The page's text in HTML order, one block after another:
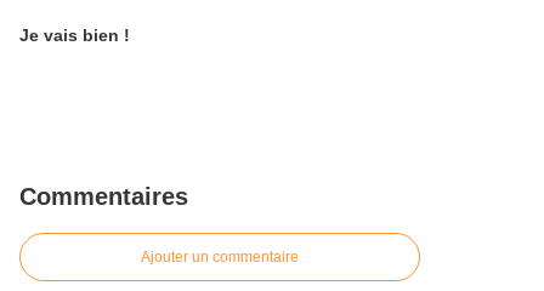
Je vais bien !
Commentaires
Ajouter un commentaire